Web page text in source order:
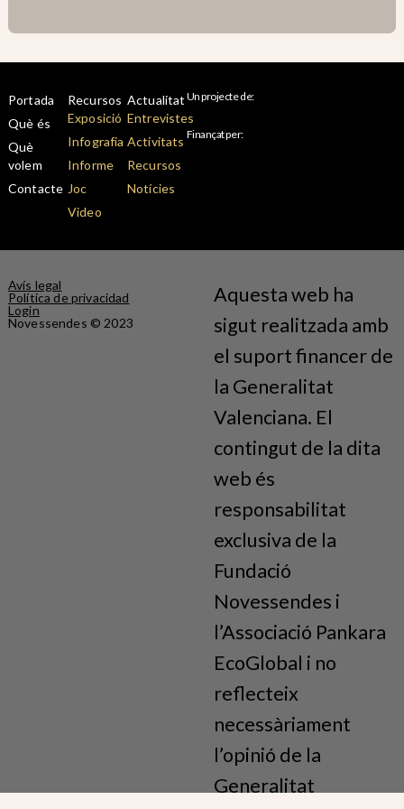
Portada
Què és
Què
volem
Contacte
Recursos
Exposició
Infografia
Informe
Joc
Video
Actualitat
Entrevistes
Activitats
Recursos
Notícies
Un projecte de:
Finançat per:
Novessendes © 2023
Avís legal
Política de privacidad
Login
Aquesta web ha
sigut realitzada amb
el suport financer de
la Generalitat
Valenciana. El
contingut de la dita
web és
responsabilitat
exclusiva de la
Fundació
Novessendes i
l’Associació Pankara
EcoGlobal i no
reflecteix
necessàriament
l’opinió de la
Generalitat